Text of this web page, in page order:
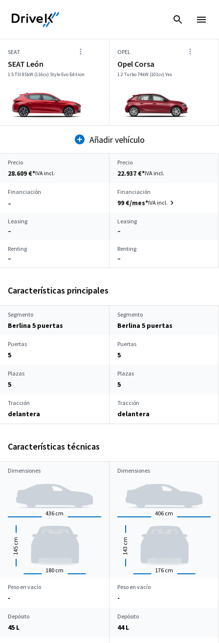
SEAT
SEAT León
1.5 TSI 85kW (116cv) Style Evo Edition
OPEL
Opel Corsa
1.2 Turbo 74kW (101cv) Yes
Añadir vehículo
Precio
28.609 €*IVA incl.
Precio
22.937 €*IVA incl.
Financiación
–
Financiación
99 €/mes*IVA incl.
Leasing
–
Leasing
–
Renting
–
Renting
–
Características principales
Segmento
Berlina 5 puertas
Segmento
Berlina 5 puertas
Puertas
5
Puertas
5
Plazas
5
Plazas
5
Tracción
delantera
Tracción
delantera
Características técnicas
Dimensiones
436 cm
180 cm
145
cm
Dimensiones
406 cm
176 cm
143
cm
Peso en vacío
-
Peso en vacío
-
Depósito
45 L
Depósito
44 L